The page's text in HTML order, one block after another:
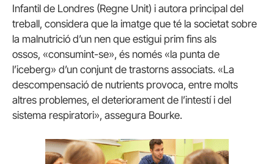
Infantil de Londres (Regne Unit) i autora principal del
treball, considera que la imatge que té la societat sobre
la malnutrició d’un nen que estigui prim fins als
ossos, «consumint-se», és només «la punta de
l’iceberg» d’un conjunt de trastorns associats. «La
descompensació de nutrients provoca, entre molts
altres problemes, el deteriorament de l’intestí i del
sistema respiratori», assegura Bourke.